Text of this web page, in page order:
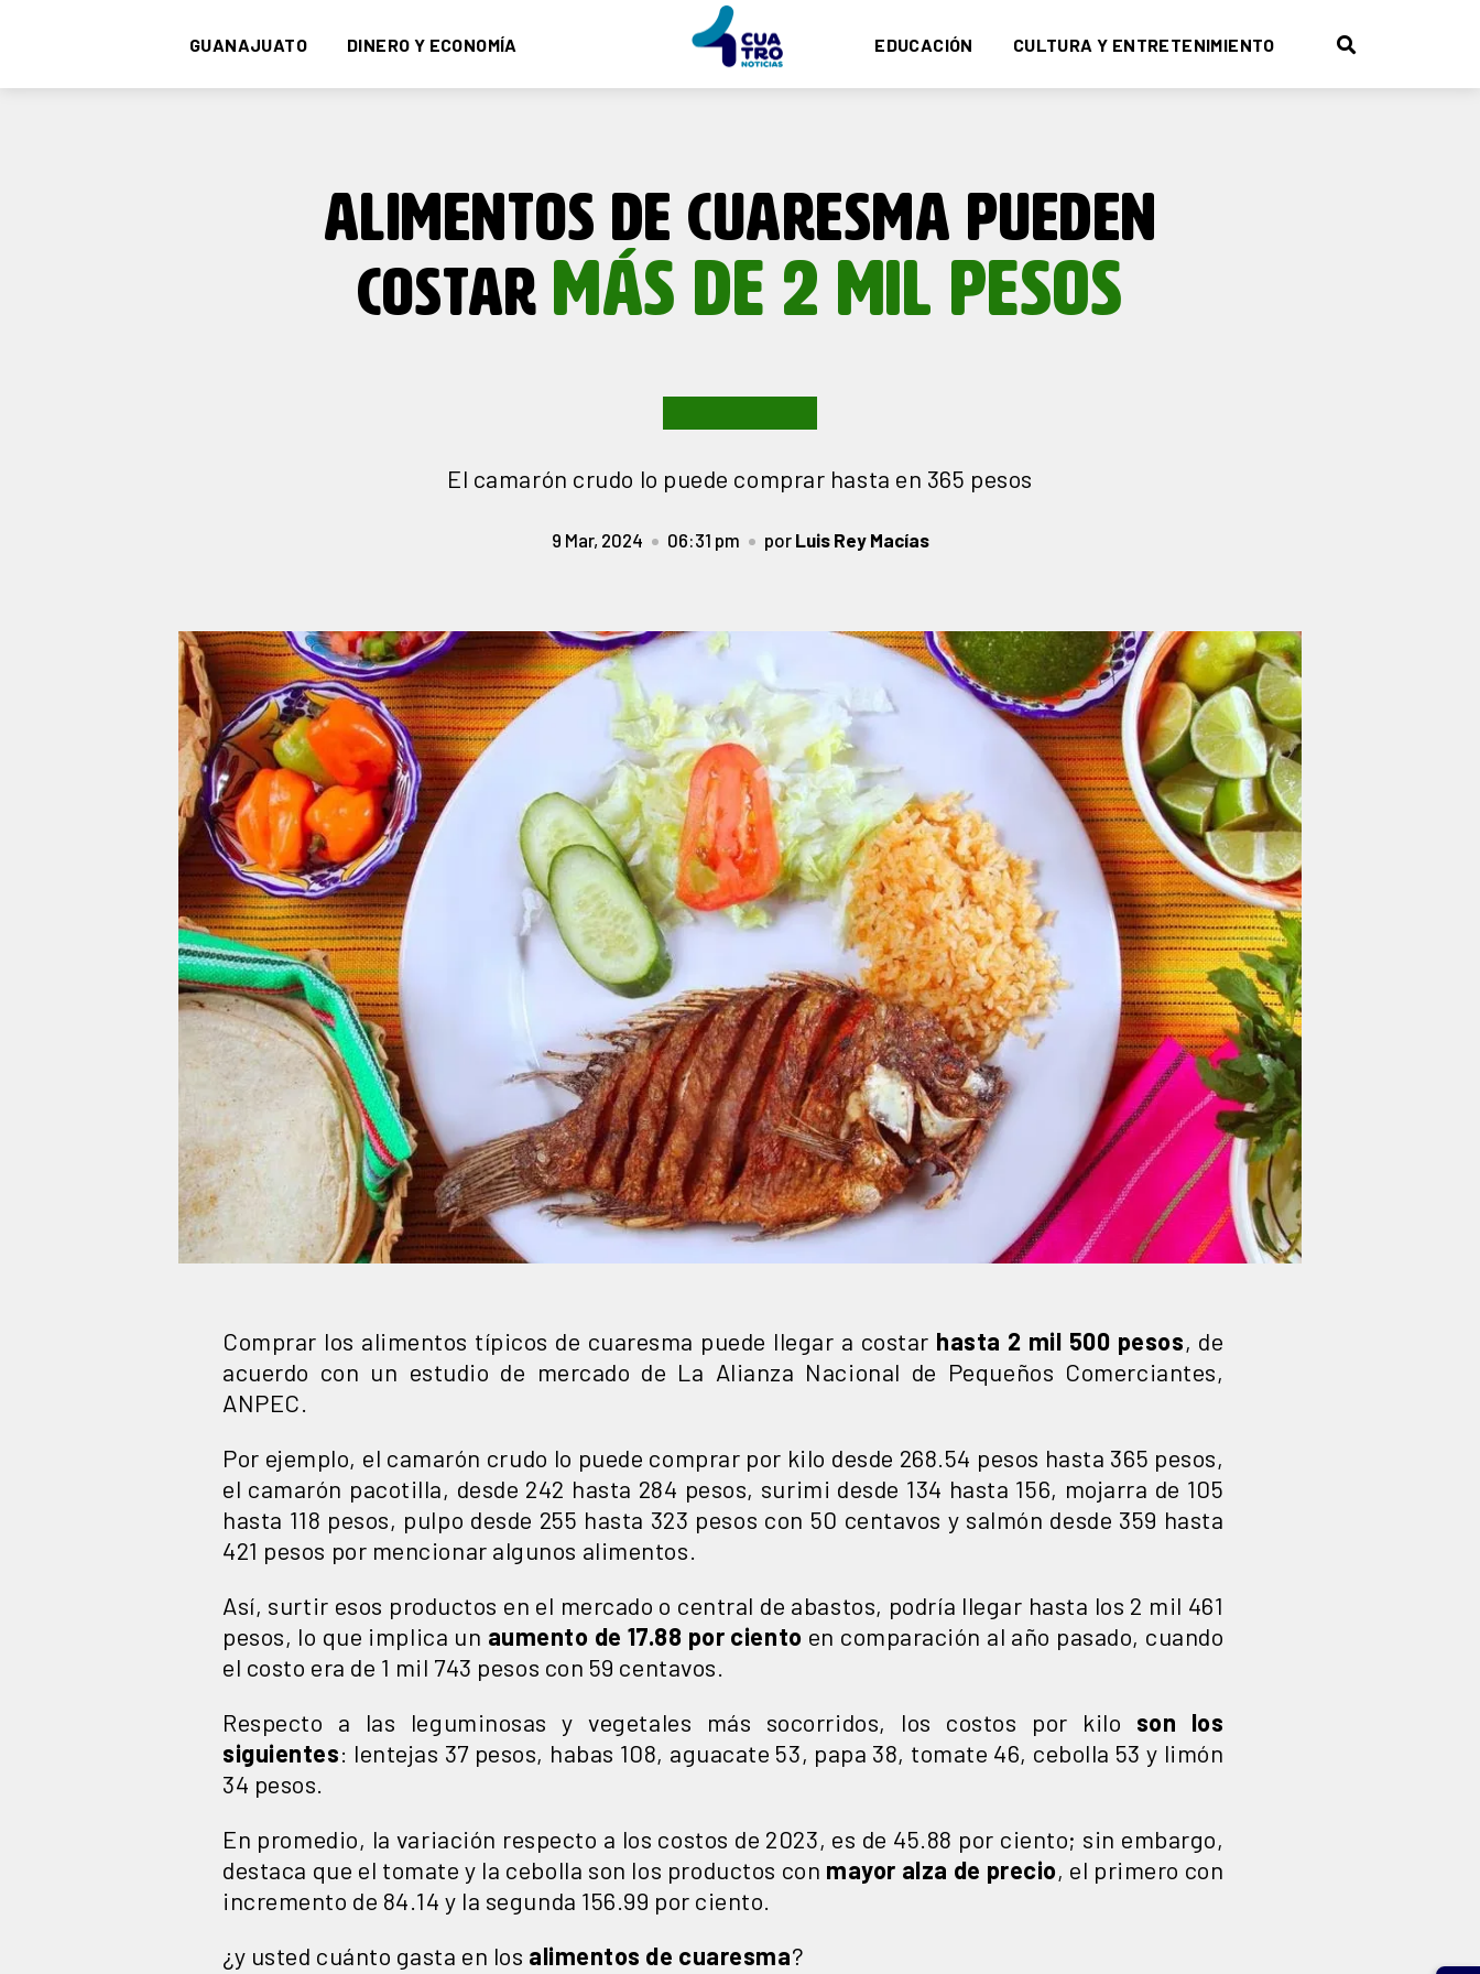
GUANAJUATO DINERO Y ECONOMÍA EDUCACIÓN CULTURA Y ENTRETENIMIENTO
ALIMENTOS DE CUARESMA PUEDEN
COSTAR MÁS DE 2 MIL PESOS
El camarón crudo lo puede comprar hasta en 365 pesos
9 Mar, 2024 06:31 pm por Luis Rey Macías
Comprar los alimentos típicos de cuaresma puede llegar a costar hasta 2 mil 500 pesos, de
acuerdo con un estudio de mercado de La Alianza Nacional de Pequeños Comerciantes,
ANPEC.
Por ejemplo, el camarón crudo lo puede comprar por kilo desde 268.54 pesos hasta 365 pesos,
el camarón pacotilla, desde 242 hasta 284 pesos, surimi desde 134 hasta 156, mojarra de 105
hasta 118 pesos, pulpo desde 255 hasta 323 pesos con 50 centavos y salmón desde 359 hasta
421 pesos por mencionar algunos alimentos.
Así, surtir esos productos en el mercado o central de abastos, podría llegar hasta los 2 mil 461
pesos, lo que implica un aumento de 17.88 por ciento en comparación al año pasado, cuando
el costo era de 1 mil 743 pesos con 59 centavos.
Respecto a las leguminosas y vegetales más socorridos, los costos por kilo son los
siguientes: lentejas 37 pesos, habas 108, aguacate 53, papa 38, tomate 46, cebolla 53 y limón
34 pesos.
En promedio, la variación respecto a los costos de 2023, es de 45.88 por ciento; sin embargo,
destaca que el tomate y la cebolla son los productos con mayor alza de precio, el primero con
incremento de 84.14 y la segunda 156.99 por ciento.
¿y usted cuánto gasta en los alimentos de cuaresma?